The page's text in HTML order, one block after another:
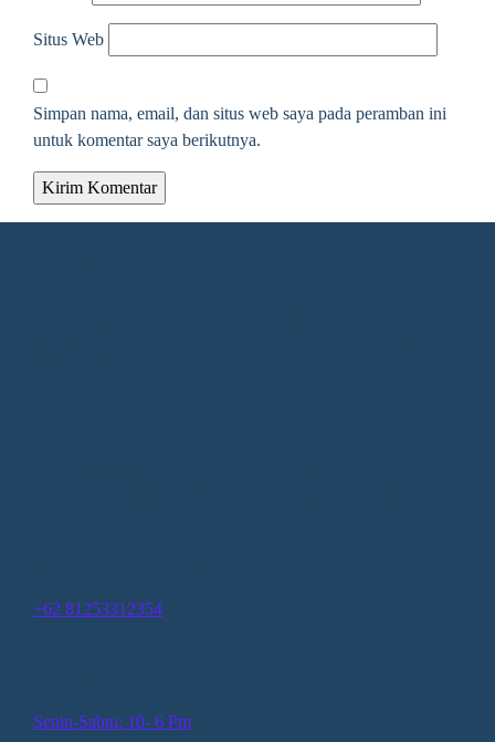
Situs Web
Simpan nama, email, dan situs web saya pada peramban ini
untuk komentar saya berikutnya.
+62 81253312354
Senin-Sabtu: 10- 6 Pm